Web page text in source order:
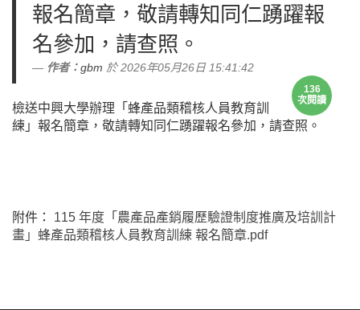
報名簡章，敬請轉知同仁踴躍報
名參加，請查照。
作者：gbm 於 2026年05月26日 15:41:42
136
次閱讀
檢送中興大學辦理「蜂產品類稽核人員教育訓
練」報名簡章，敬請轉知同仁踴躍報名參加，請查照。
附件： 115 年度「農產品產銷履歷驗證制度推廣及培訓計
畫」蜂產品類稽核人員教育訓練 報名簡章.pdf